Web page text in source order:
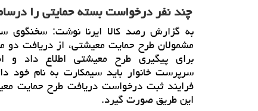
چند نفر درخواست بسته حمایتی را درسامانه ۶۳۶۹ ثبت
به گزارش رصد كالا ایرنا نوشت: سخنگوی
مشمولان طرح حمایت معیشتی، از دریافت دو
برای پیگیری طرح معیشتی اطلاع داد و
سرپرست خانوار باید سیمكارت به نام خود
فرایند ثبت درخواست دریافت طرح حمایت
این طریق صورت گیرد.